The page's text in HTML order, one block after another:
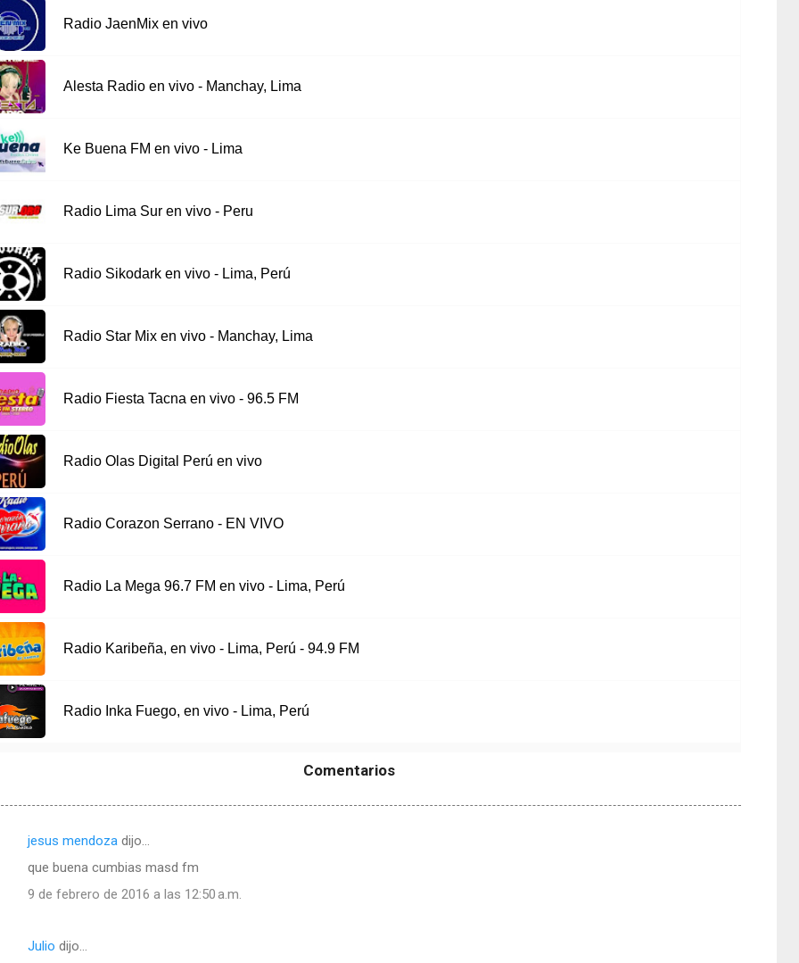
Radio JaenMix en vivo
Alesta Radio en vivo - Manchay, Lima
Ke Buena FM en vivo - Lima
Radio Lima Sur en vivo - Peru
Radio Sikodark en vivo - Lima, Perú
Radio Star Mix en vivo - Manchay, Lima
Radio Fiesta Tacna en vivo - 96.5 FM
Radio Olas Digital Perú en vivo
Radio Corazon Serrano - EN VIVO
Radio La Mega 96.7 FM en vivo - Lima, Perú
Radio Karibeña, en vivo - Lima, Perú - 94.9 FM
Radio Inka Fuego, en vivo - Lima, Perú
Comentarios
jesus mendoza dijo…
que buena cumbias masd fm
9 de febrero de 2016 a las 12:50 a.m.
Julio dijo…